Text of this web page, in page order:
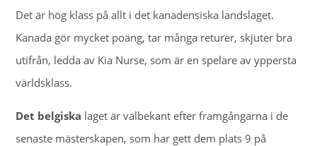
Det är hög klass på allt i det kanadensiska landslaget.
Kanada gör mycket poäng, tar många returer, skjuter bra
utifrån, ledda av Kia Nurse, som är en spelare av yppersta
världsklass.
Det belgiska laget är välbekant efter framgångarna i de
senaste mästerskapen, som har gett dem plats 9 på